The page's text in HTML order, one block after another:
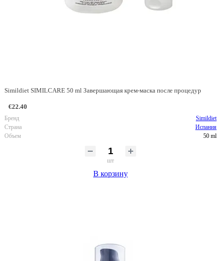
Simildiet SIMILCARE 50 ml Завершающая крем-маска после процедур
€22.40
Бренд
Simildiet
Страна
Испания
Объем
50 ml
шт
В корзину